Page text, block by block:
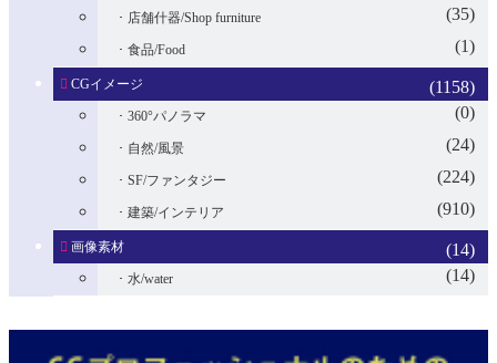
店舗什器/Shop furniture (35)
食品/Food (1)
CGイメージ (1158)
360°パノラマ (0)
自然/風景 (24)
SF/ファンタジー (224)
建築/インテリア (910)
画像素材 (14)
水/water (14)